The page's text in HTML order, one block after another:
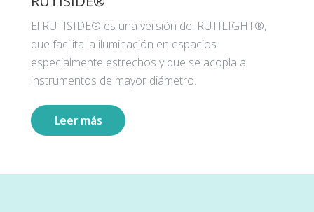
El RUTISIDE® es una versión del RUTILIGHT®,
que facilita la iluminación en espacios
especialmente estrechos y que se acopla a
instrumentos de mayor diámetro.
Leer más